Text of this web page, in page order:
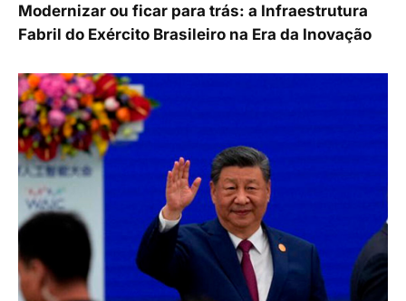
Modernizar ou ficar para trás: a Infraestrutura
Fabril do Exército Brasileiro na Era da Inovação